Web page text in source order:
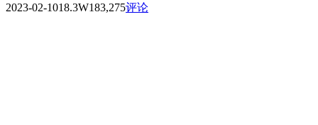
2023-02-1018.3W183,275评论